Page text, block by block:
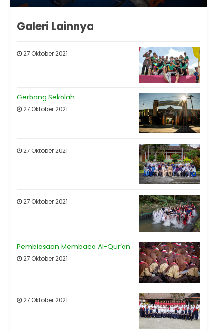
Galeri Lainnya
27 Oktober 2021
Gerbang Sekolah
27 Oktober 2021
27 Oktober 2021
27 Oktober 2021
Pembiasaan Membaca Al-Qur’an
27 Oktober 2021
27 Oktober 2021